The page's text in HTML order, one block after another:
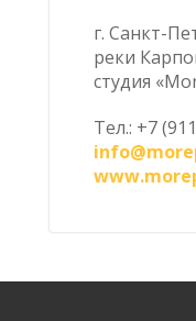
г. Санкт-
реки
студия
Тел.: +7